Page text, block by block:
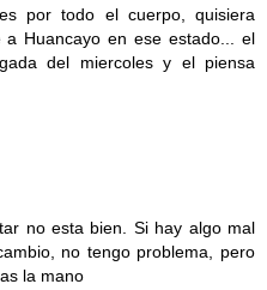
por todo el cuerpo, quisiera
Huancayo en ese estado... el
del miercoles y el piensa
no esta bien. Si hay algo mal
no tengo problema, pero
la mano